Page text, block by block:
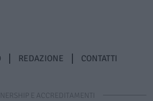
REDAZIONE CONTATTI
E ACCREDITAMENTI